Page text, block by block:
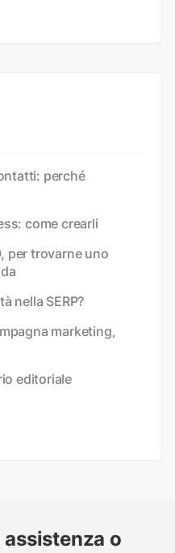
perché
come crearli
per trovarne uno
nella SERP?
marketing,
editoriale
o